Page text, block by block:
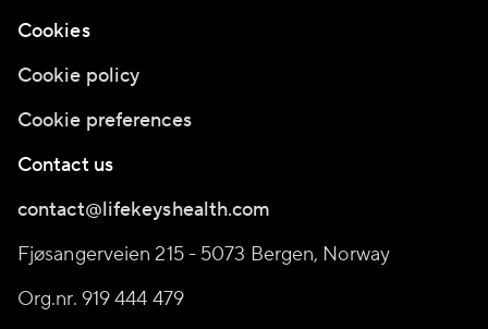
Cookies
Cookie policy
Cookie preferences
Contact us
contact@lifekeyshealth.com
Fjøsangerveien 215 - 5073 Bergen, Norway
Org.nr. 919 444 479